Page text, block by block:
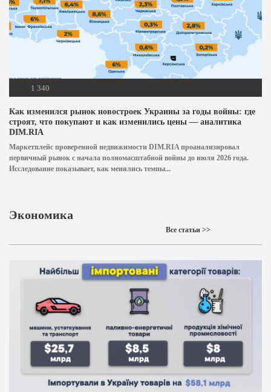
1 340
Как изменился рынок новостроек Украины за годы войны: где
строят, что покупают и как изменились цены — аналитика
DIM.RIA
Маркетплейс проверенной недвижимости DIM.RIA проанализировал
первичный рынок с начала полномасштабной войны до июля 2026 года.
Исследование показывает, как менялись темпы...
Экономика
Все статьи >>